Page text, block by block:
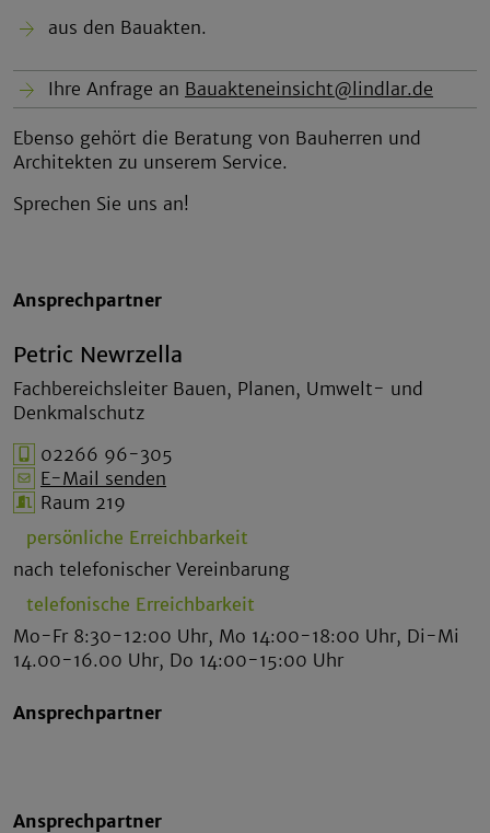
aus den Bauakten.
Ihre Anfrage an Bauakteneinsicht@lindlar.de
Ebenso gehört die Beratung von Bauherren und
Architekten zu unserem Service.
Sprechen Sie uns an!
Ansprechpartner
Petric Newrzella
Fachbereichsleiter Bauen, Planen, Umwelt- und
Denkmalschutz
02266 96-305
E-Mail senden
Raum 219
persönliche Erreichbarkeit
nach telefonischer Vereinbarung
telefonische Erreichbarkeit
Mo-Fr 8:30-12:00 Uhr, Mo 14:00-18:00 Uhr, Di-Mi
14.00-16.00 Uhr, Do 14:00-15:00 Uhr
Ansprechpartner
Ansprechpartner